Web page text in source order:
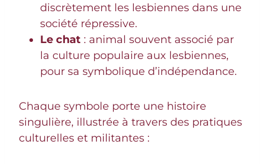
discrètement les lesbiennes dans une
société répressive.
Le chat : animal souvent associé par
la culture populaire aux lesbiennes,
pour sa symbolique d’indépendance.
Chaque symbole porte une histoire
singulière, illustrée à travers des pratiques
culturelles et militantes :